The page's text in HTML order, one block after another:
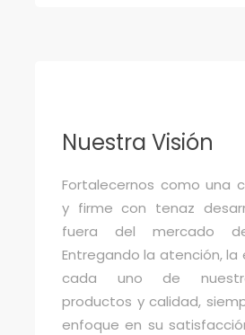
Nuestra Visión
Fortalecernos como una
y firme con tenaz
fuera del mercado
Entregando la atención, la
cada uno de
productos y calidad,
enfoque en su